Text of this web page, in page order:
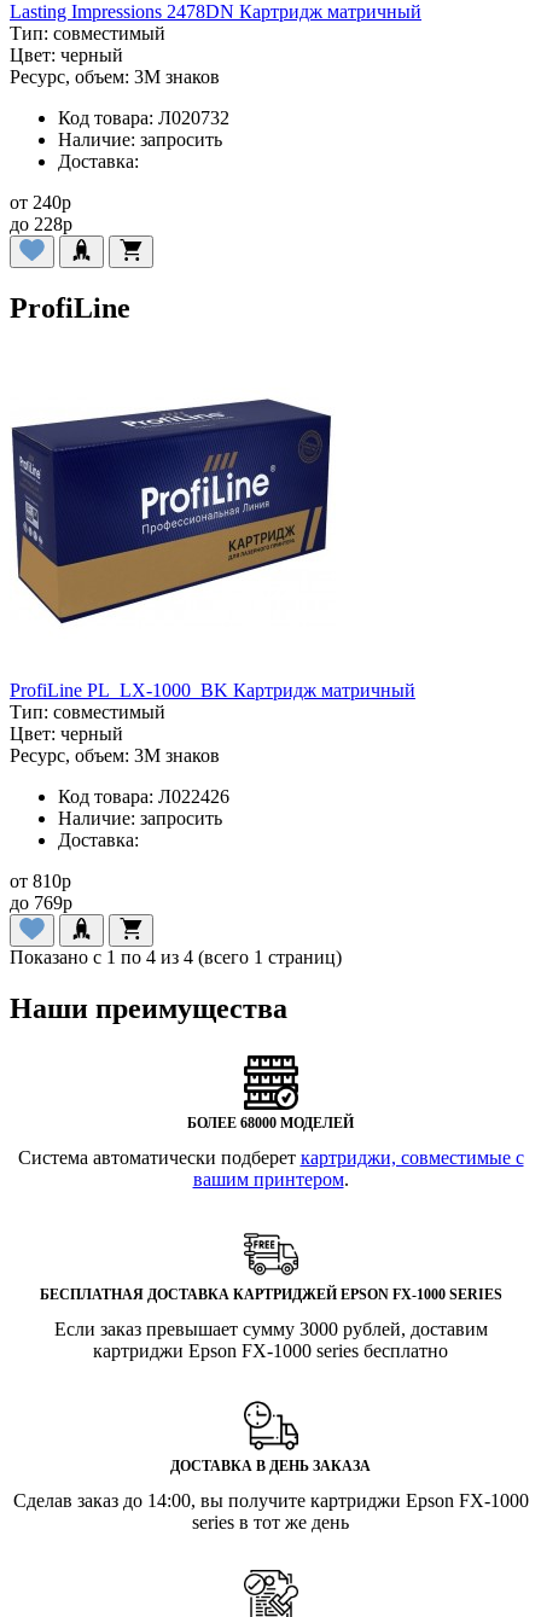
Lasting Impressions 2478DN Картридж матричный
Тип: совместимый
Цвет: черный
Ресурс, объем: 3M знаков
Код товара: Л020732
Наличие: запросить
Доставка:
от 240p
до 228p
ProfiLine
ProfiLine PL_LX-1000_BK Картридж матричный
Тип: совместимый
Цвет: черный
Ресурс, объем: 3M знаков
Код товара: Л022426
Наличие: запросить
Доставка:
от 810p
до 769p
Показано с 1 по 4 из 4 (всего 1 страниц)
Наши преимущества
БОЛЕЕ 68000 МОДЕЛЕЙ
Система автоматически подберет картриджи, совместимые с
вашим принтером.
БЕСПЛАТНАЯ ДОСТАВКА КАРТРИДЖЕЙ EPSON FX-1000 SERIES
Если заказ превышает сумму 3000 рублей, доставим
картриджи Epson FX-1000 series бесплатно
ДОСТАВКА В ДЕНЬ ЗАКАЗА
Сделав заказ до 14:00, вы получите картриджи Epson FX-1000
series в тот же день